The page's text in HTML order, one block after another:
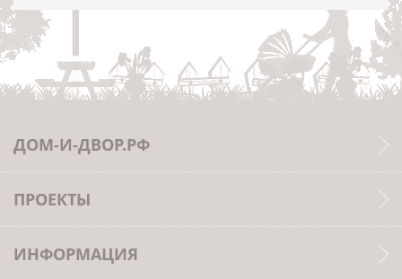
ДОМ-И-ДВОР.РФ
ПРОЕКТЫ
ИНФОРМАЦИЯ